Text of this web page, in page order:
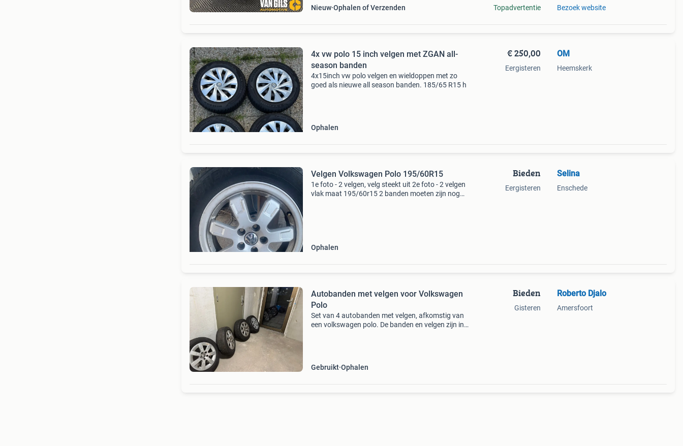
Nieuw Ophalen of Verzenden Topadvertentie Bezoek website
4x vw polo 15 inch velgen met ZGAN all-
season banden
4x15inch vw polo velgen en wieldoppen met zo
goed als nieuwe all season banden. 185/65 R15 h
Ophalen
€ 250,00
Eergisteren
OM
Heemskerk
Velgen Volkswagen Polo 195/60R15
1e foto - 2 velgen, velg steekt uit 2e foto - 2 velgen
vlak maat 195/60r15 2 banden moeten zijn nog
Ophalen
Bieden
Eergisteren
Selina
Enschede
Autobanden met velgen voor Volkswagen
Polo
Set van 4 autobanden met velgen, afkomstig van
een volkswagen polo. De banden en velgen zijn in
Gebruikt Ophalen
Bieden
Gisteren
Roberto Djalo
Amersfoort